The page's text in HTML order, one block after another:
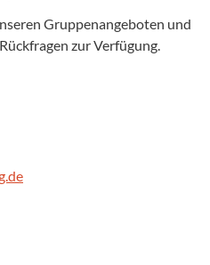
Gruppenangeboten und
zur Verfügung.